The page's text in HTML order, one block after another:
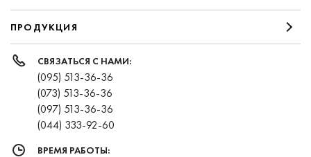
ПРОДУКЦИЯ
СВЯЗАТЬСЯ С НАМИ:
(095) 513-36-36
(073) 513-36-36
(097) 513-36-36
(044) 333-92-60
ВРЕМЯ РАБОТЫ: